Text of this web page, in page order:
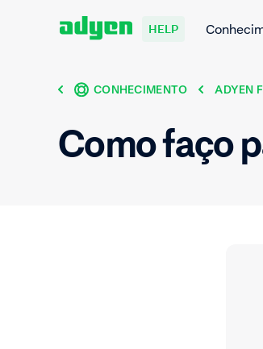
HELP
CONHECIMENTO ADYEN
Como faço